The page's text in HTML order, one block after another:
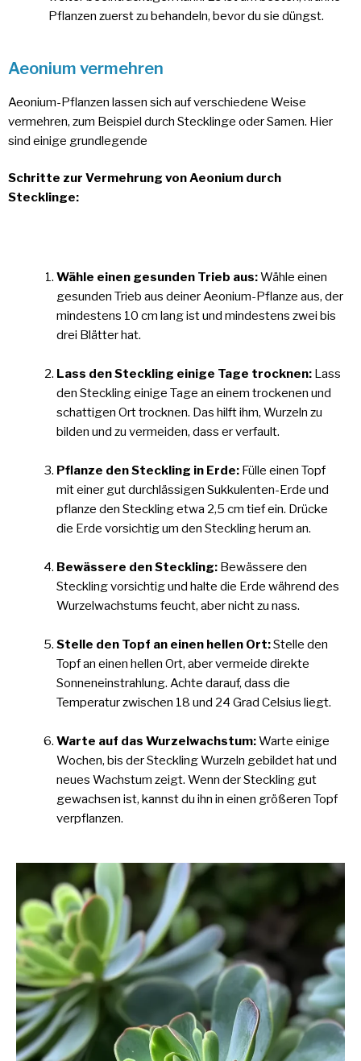
Pflanzen zuerst zu behandeln, bevor du sie düngst.
Aeonium vermehren
Aeonium-Pflanzen lassen sich auf verschiedene Weise
vermehren, zum Beispiel durch Stecklinge oder Samen. Hier
sind einige grundlegende
Schritte zur Vermehrung von Aeonium durch
Stecklinge:
Wähle einen gesunden Trieb aus:Wähle einen
gesunden Trieb aus deiner Aeonium-Pflanze aus, der
mindestens 10 cm lang ist und mindestens zwei bis
drei Blätter hat.
Lass den Steckling einige Tage trocknen: Lass
den Steckling einige Tage an einem trockenen und
schattigen Ort trocknen. Das hilft ihm, Wurzeln zu
bilden und zu vermeiden, dass er verfault.
Pflanze den Steckling in Erde: Fülle einen Topf
mit einer gut durchlässigen Sukkulenten-Erde und
pflanze den Steckling etwa 2,5 cm tief ein. Drücke
die Erde vorsichtig um den Steckling herum an.
Bewässere den Steckling: Bewässere den
Steckling vorsichtig und halte die Erde während des
Wurzelwachstums feucht, aber nicht zu nass.
Stelle den Topf an einen hellen Ort:Stelle den
Topf an einen hellen Ort, aber vermeide direkte
Sonneneinstrahlung. Achte darauf, dass die
Temperatur zwischen 18 und 24 Grad Celsius liegt.
Warte auf das Wurzelwachstum:Warte einige
Wochen, bis der Steckling Wurzeln gebildet hat und
neues Wachstum zeigt. Wenn der Steckling gut
gewachsen ist, kannst du ihn in einen größeren Topf
verpflanzen.